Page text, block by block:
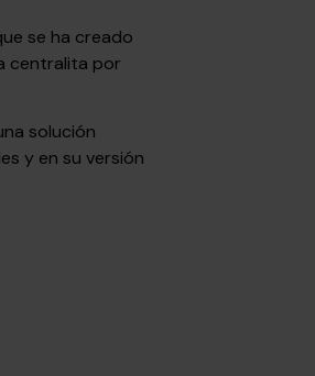
se ha creado
centralita por
solución
y en su versión